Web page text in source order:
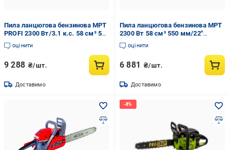
Пила ланцюгова бензинова MPT
PROFI 2300 Вт/3.1 к.с. 58 см³ 550
мм/22" 3000 об/хв (MGS5803-22)
оцінити
9 288 ₴/шт.
Доставимо
Пила ланцюгова бензинова MPT
2300 Вт 58 см³ 550 мм/22"
плавний пуск (MGS5801-22)
оцінити
6 881 ₴/шт.
Доставимо